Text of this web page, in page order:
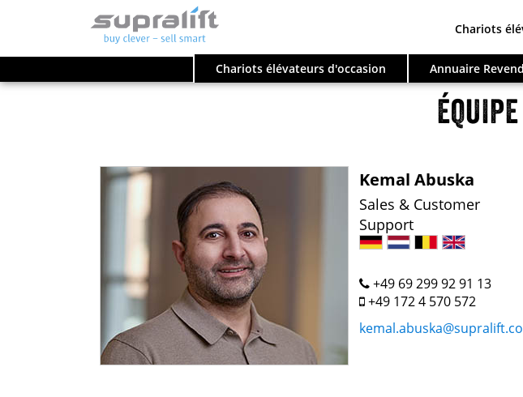
Kemal Abuska
Sales & Customer
Support
+49 69 299 92 91 13
+49 172 4 570 572
Chariots élévateurs d'occasion Annuaire
Chariots